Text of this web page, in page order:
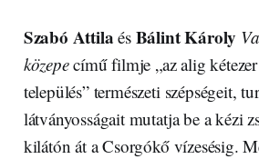
Szabó Attila ésBálint Károly
közepecímű filmje „az alig
település” természeti szépségeit,
látványosságait mutatja be a kézi
kilátón át a Csorgókő vízesésig.